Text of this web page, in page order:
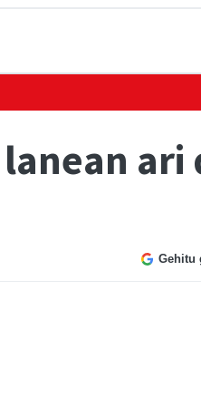
ari
Gehitu